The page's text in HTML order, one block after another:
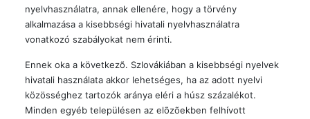
nyelvhasználatra, annak ellenére, hogy a törvény
alkalmazása a kisebbségi hivatali nyelvhasználatra
vonatkozó szabályokat nem érinti.
Ennek oka a következõ. Szlovákiában a kisebbségi nyelvek
hivatali használata akkor lehetséges, ha az adott nyelvi
közösséghez tartozók aránya eléri a húsz százalékot.
Minden egyéb településen az elõzõekben felhívott